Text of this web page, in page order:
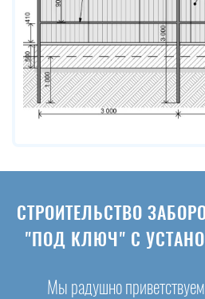
СТРОИТЕЛЬСТВО
"ПОД КЛЮЧ" С
Мы радушно